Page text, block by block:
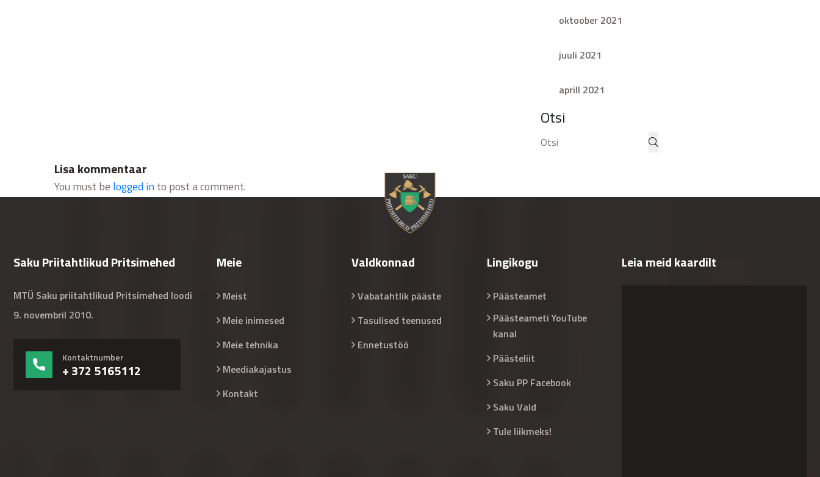
oktoober 2021
juuli 2021
aprill 2021
Otsi
Lisa kommentaar
You must be logged into post a comment.
Saku Priitahtlikud Pritsimehed
MTÜ Saku priitahtlikud Pritsimehed loodi
9. novembril 2010.
Kontaktnumber
+ 372 5165112
Meie
Meist
Meie inimesed
Meie tehnika
Meediakajastus
Kontakt
Valdkonnad
Vabatahtlik pääste
Tasulised teenused
Ennetustöö
Lingikogu
Päästeamet
Päästeameti YouTube
kanal
Päästeliit
Saku PP Facebook
Saku Vald
Tule liikmeks!
Leia meid kaardilt